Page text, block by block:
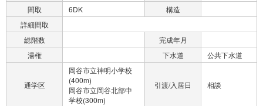
間取
6DK
構造
詳細間取
総階数
完成年月
湯権
下水道 公共下水道
通学区
岡谷市立神明小学校
(400m)
岡谷市立岡谷北部中
学校(300m)
引渡/入居日 相談